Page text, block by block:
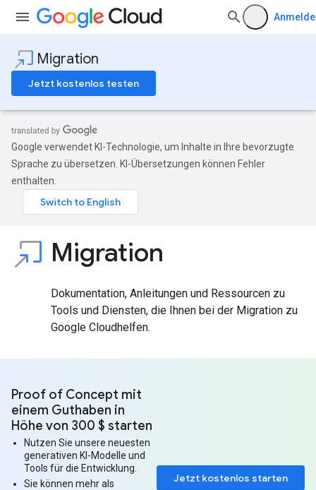
Migration
Jetzt kostenlos testen
Google verwendet KI-Technologie, um Inhalte in Ihre bevorzugte
Sprache zu übersetzen. KI-Übersetzungen können Fehler
enthalten.
Migration
Dokumentation, Anleitungen und Ressourcen zu
Tools und Diensten, die Ihnen bei der Migration zu
Google Cloudhelfen.
Jetzt kostenlos starten
Proof of Concept mit
einem Guthaben in
Höhe von 300 $ starten
Nutzen Sie unsere neuesten
generativen KI-Modelle und
Tools für die Entwicklung.
Sie können mehr als